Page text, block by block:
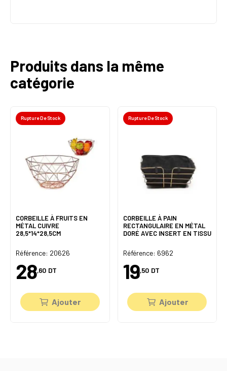
Produits dans la même
catégorie
Rupture De Stock
CORBEILLE À FRUITS EN
MÉTAL CUIVRE
28,5*14*28,5CM
Référence: 20626
28,60 DT
Ajouter
Rupture De Stock
CORBEILLE À PAIN
RECTANGULAIRE EN MÉTAL
DORÉ AVEC INSERT EN TISSU
Référence: 6962
19,50 DT
Ajouter